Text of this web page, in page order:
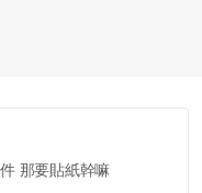
那要貼紙幹嘛